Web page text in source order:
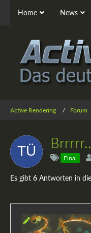
Home News
Active Rendering Forum
Final
Es gibt 6 Antworten in